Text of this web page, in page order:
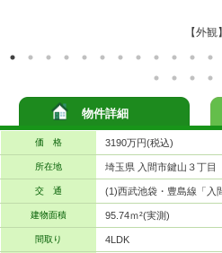
【外観
物件詳細
価 格 3190万円(税込)
所在地 埼玉県 入間市鍵山３丁目
交 通 (1)西武池袋・豊島線「入
建物面積 95.74ｍ²(実測)
間取り 4LDK